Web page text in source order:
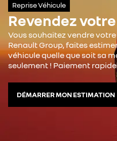
Reprise Véhicule
Revendez
Vous souhaitez vendre
Renault Group, faites
véhicule quelle que soit sa
seulement ! Paiement
DÉMARRER MON ESTIMATION